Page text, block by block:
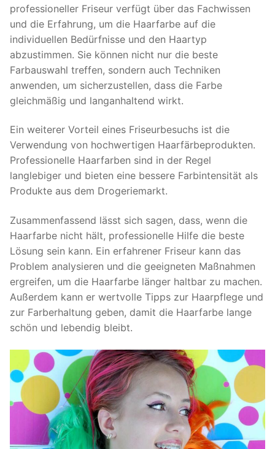
professioneller Friseur verfügt über das Fachwissen
und die Erfahrung, um die Haarfarbe auf die
individuellen Bedürfnisse und den Haartyp
abzustimmen. Sie können nicht nur die beste
Farbauswahl treffen, sondern auch Techniken
anwenden, um sicherzustellen, dass die Farbe
gleichmäßig und langanhaltend wirkt.
Ein weiterer Vorteil eines Friseurbesuchs ist die
Verwendung von hochwertigen Haarfärbeprodukten.
Professionelle Haarfarben sind in der Regel
langlebiger und bieten eine bessere Farbintensität als
Produkte aus dem Drogeriemarkt.
Zusammenfassend lässt sich sagen, dass, wenn die
Haarfarbe nicht hält, professionelle Hilfe die beste
Lösung sein kann. Ein erfahrener Friseur kann das
Problem analysieren und die geeigneten Maßnahmen
ergreifen, um die Haarfarbe länger haltbar zu machen.
Außerdem kann er wertvolle Tipps zur Haarpflege und
zur Farberhaltung geben, damit die Haarfarbe lange
schön und lebendig bleibt.